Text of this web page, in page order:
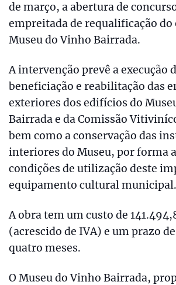
de março, a abertura de
empreitada de requalificação
Museu do Vinho Bairrada.
A intervenção prevê a execução
beneficiação e reabilitação das
exteriores dos edifícios do
Bairrada e da Comissão
bem como a conservação das
interiores do Museu, por forma
condições de utilização deste
equipamento cultural municipal.
A obra tem um custo de
(acrescido de IVA) e um prazo
quatro meses.
O Museu do Vinho Bairrada,